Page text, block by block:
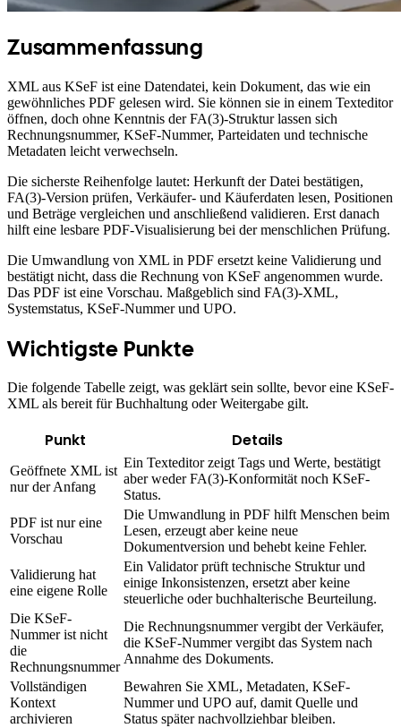
Zusammenfassung
XML aus KSeF ist eine Datendatei, kein Dokument, das wie ein
gewöhnliches PDF gelesen wird. Sie können sie in einem Texteditor
öffnen, doch ohne Kenntnis der FA(3)-Struktur lassen sich
Rechnungsnummer, KSeF-Nummer, Parteidaten und technische
Metadaten leicht verwechseln.
Die sicherste Reihenfolge lautet: Herkunft der Datei bestätigen,
FA(3)-Version prüfen, Verkäufer- und Käuferdaten lesen, Positionen
und Beträge vergleichen und anschließend validieren. Erst danach
hilft eine lesbare PDF-Visualisierung bei der menschlichen Prüfung.
Die Umwandlung von XML in PDF ersetzt keine Validierung und
bestätigt nicht, dass die Rechnung von KSeF angenommen wurde.
Das PDF ist eine Vorschau. Maßgeblich sind FA(3)-XML,
Systemstatus, KSeF-Nummer und UPO.
Wichtigste Punkte
Die folgende Tabelle zeigt, was geklärt sein sollte, bevor eine KSeF-
XML als bereit für Buchhaltung oder Weitergabe gilt.
Punkt Details
Geöffnete XML ist
nur der Anfang
Ein Texteditor zeigt Tags und Werte, bestätigt
aber weder FA(3)-Konformität noch KSeF-
Status.
PDF ist nur eine
Vorschau
Die Umwandlung in PDF hilft Menschen beim
Lesen, erzeugt aber keine neue
Dokumentversion und behebt keine Fehler.
Validierung hat
eine eigene Rolle
Ein Validator prüft technische Struktur und
einige Inkonsistenzen, ersetzt aber keine
steuerliche oder buchhalterische Beurteilung.
Die KSeF-
Nummer ist nicht
die
Rechnungsnummer
Die Rechnungsnummer vergibt der Verkäufer,
die KSeF-Nummer vergibt das System nach
Annahme des Dokuments.
Vollständigen
Kontext
archivieren
Bewahren Sie XML, Metadaten, KSeF-
Nummer und UPO auf, damit Quelle und
Status später nachvollziehbar bleiben.